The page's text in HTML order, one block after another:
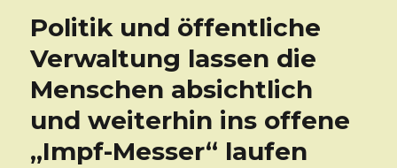
Politik und öffentliche
Verwaltung lassen die
Menschen absichtlich
und weiterhin ins offene
„Impf-Messer“ laufen